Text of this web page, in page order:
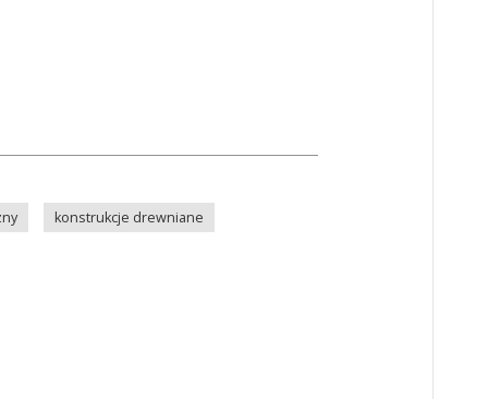
konstrukcje drewniane